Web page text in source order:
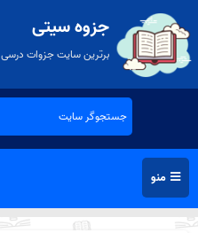
جزوه سیتی
برترین سایت جزوات درسی
منو